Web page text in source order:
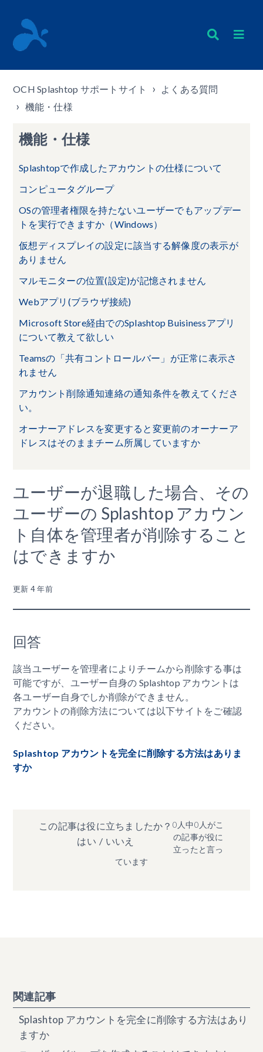
OCH Splashtop サポートサイト
よくある質問
機能・仕様
機能・仕様
Splashtopで作成したアカウントの仕様について
コンピュータグループ
OSの管理者権限を持たないユーザーでもアップデー
トを実行できますか（Windows）
仮想ディスプレイの設定に該当する解像度の表示が
ありません
マルモニターの位置(設定)が記憶されません
Webアプリ(ブラウザ接続)
Microsoft Store経由でのSplashtop Buisinessアプリ
について教えて欲しい
Teamsの「共有コントロールバー」が正常に表示さ
れません
アカウント削除通知連絡の通知条件を教えてくださ
い。
オーナーアドレスを変更すると変更前のオーナーア
ドレスはそのままチーム所属していますか
ユーザーが退職した場合、その
ユーザーの Splashtop アカウン
ト自体を管理者が削除すること
はできますか
更新 4 年前
回答
該当ユーザーを管理者によりチームから削除する事は
可能ですが、ユーザー自身の Splashtop アカウントは
各ユーザー自身でしか削除ができません。
アカウントの削除方法については以下サイトをご確認
ください。
Splashtop アカウントを完全に削除する方法はありま
すか
この記事は役に立ちましたか？
はい / いいえ
0人中0人がこ
の記事が役に
立ったと言っ
ています
関連記事
Splashtop アカウントを完全に削除する方法はあり
ますか